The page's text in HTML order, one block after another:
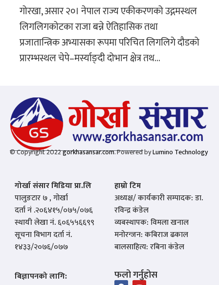
गोरखा, असार २०। नेपाल राज्य एकीकरणको उद्गमस्थल
लिगलिगकोटका राजा बन्ने ऐतिहासिक तथा
प्रजातान्त्रिक अभ्यासका रूपमा परिचित लिगलिगे दौडको
प्रारम्भस्थल चेपे–मर्स्याङ्दी दोभान क्षेत्र तथ...
© Copyright 2022gorkhasansar.com. Powered byLumino Technology
गोर्खा संसार मिडिया प्रा.लि
पालुङटार ७ , गोर्खा
दर्ता नं .२०६४१५/०७५/०७६
स्थायी लेखा नं. ६०६५५६६९९
सूचना विभाग दर्ता नं.
१४३३/२०७६/०७७
हाम्रो टिम
अध्यक्ष/ कार्यकारी सम्पादक: डा.
रविन्द्र कंडेल
व्यबस्थापक: विमला खनाल
मनोरन्जन: कबिराज ढकाल
बालसाहित्य: रबिना कंडेल
बिज्ञापनको लागि:
फलो गर्नुहोस